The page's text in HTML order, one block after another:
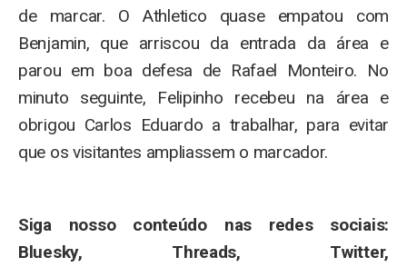
de marcar. O Athletico quase empatou com
Benjamin, que arriscou da entrada da área e
parou em boa defesa de Rafael Monteiro. No
minuto seguinte, Felipinho recebeu na área e
obrigou Carlos Eduardo a trabalhar, para evitar
que os visitantes ampliassem o marcador.
Siga nosso conteúdo nas redes sociais:
Bluesky, Threads, Twitter,